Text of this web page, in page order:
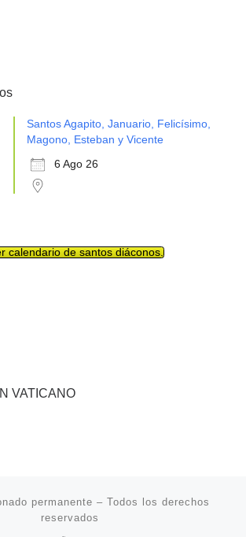
Santos Agapito, Januario, Felicísimo,
Magono, Esteban y Vicente
6 Ago 26
calendario de santos diáconos.
VATICANO
permanente – Todos los derechos
reservados